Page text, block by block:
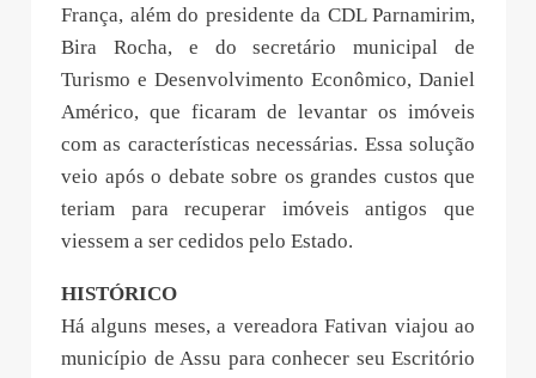
França, além do presidente da CDL Parnamirim,
Bira Rocha, e do secretário municipal de
Turismo e Desenvolvimento Econômico, Daniel
Américo, que ficaram de levantar os imóveis
com as características necessárias. Essa solução
veio após o debate sobre os grandes custos que
teriam para recuperar imóveis antigos que
viessem a ser cedidos pelo Estado.
HISTÓRICO
Há alguns meses, a vereadora Fativan viajou ao
município de Assu para conhecer seu Escritório